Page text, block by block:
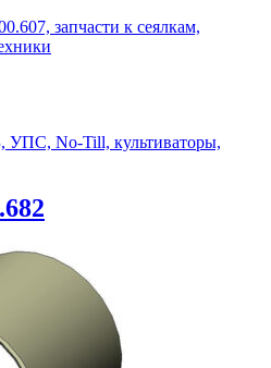
запчасти к сеялкам,
УПС, No-Till, культиваторы,